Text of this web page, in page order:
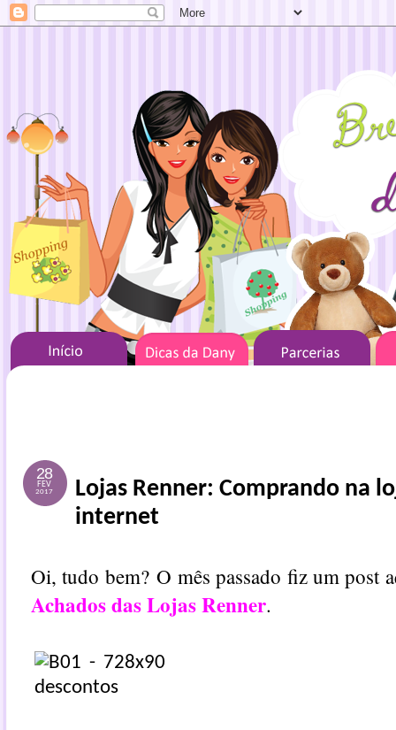
28
FEV
2017
Lojas Renner: Comprando na
internet
Oi, tudo bem?O mês passado fiz um post
Achados das Lojas Renner.